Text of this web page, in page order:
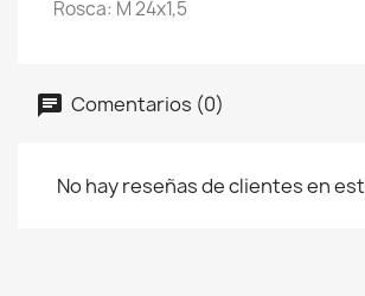
Rosca: M 24x1,5
Comentarios (0)
No hay reseñas de clientes en